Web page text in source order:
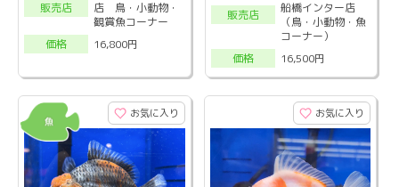
販売店
店 鳥・小動物・
観賞魚コーナー
価格
16,800円
販売店
船橋インター店
（鳥・小動物・魚
コーナー）
価格
16,500円
お気に入り お気に入り